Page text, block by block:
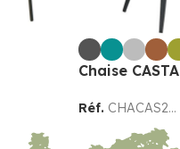
Chaise CASTA
Réf. CHACAS2...